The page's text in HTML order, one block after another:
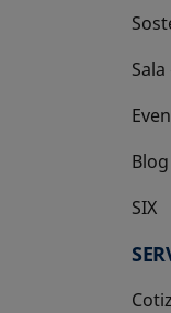
Blog
SIX
se